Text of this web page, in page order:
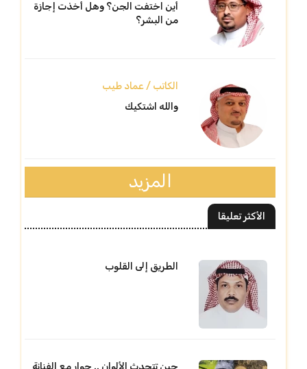
أين اختفت الجن؟ وهل أخذت إجازة
من البشر؟
الكاتب / عماد طيب
والله اشتكيك
المزيد
الأكثر تعليقا
الطريق إلى القلوب